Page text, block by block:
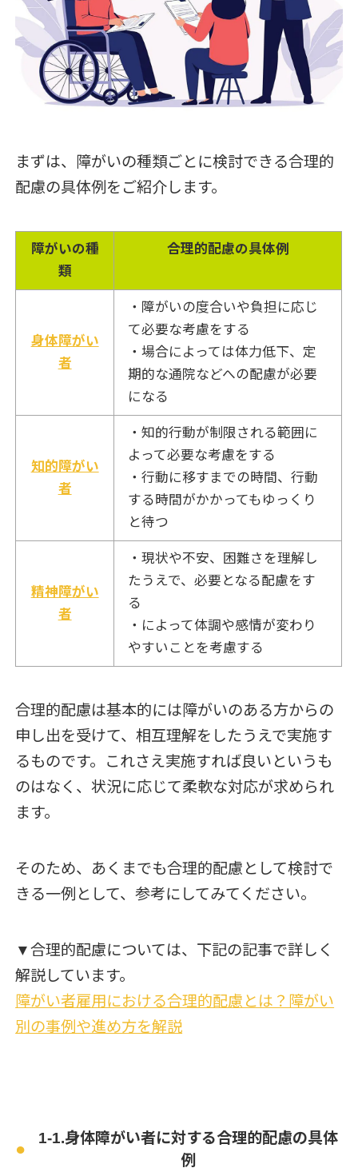
まずは、障がいの種類ごとに検討できる合理的
配慮の具体例をご紹介します。
障がいの種
類
合理的配慮の具体例
身体障がい
者
・障がいの度合いや負担に応じ
て必要な考慮をする
・場合によっては体力低下、定
期的な通院などへの配慮が必要
になる
知的障がい
者
・知的行動が制限される範囲に
よって必要な考慮をする
・行動に移すまでの時間、行動
する時間がかかってもゆっくり
と待つ
精神障がい
者
・現状や不安、困難さを理解し
たうえで、必要となる配慮をす
る
・によって体調や感情が変わり
やすいことを考慮する
合理的配慮は基本的には障がいのある方からの
申し出を受けて、相互理解をしたうえで実施す
るものです。これさえ実施すれば良いというも
のはなく、状況に応じて柔軟な対応が求められ
ます。
そのため、あくまでも合理的配慮として検討で
きる一例として、参考にしてみてください。
▼合理的配慮については、下記の記事で詳しく
解説しています。
障がい者雇用における合理的配慮とは？障がい
別の事例や進め方を解説
1-1.身体障がい者に対する合理的配慮の具体
例